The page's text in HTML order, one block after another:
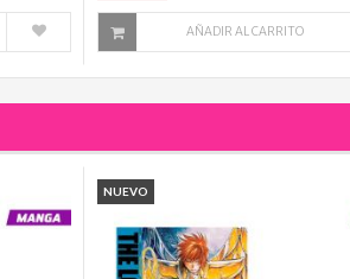
AÑADIR AL CARRITO
NUEVO